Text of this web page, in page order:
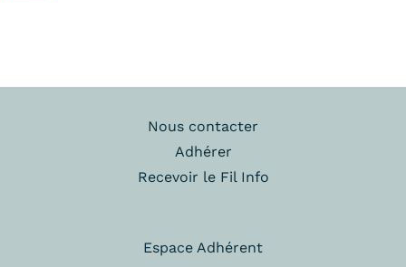
Nous contacter
Adhérer
Recevoir le Fil Info
Espace Adhérent